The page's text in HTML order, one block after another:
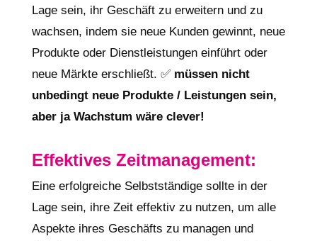
Lage sein, ihr Geschäft zu erweitern und zu
wachsen, indem sie neue Kunden gewinnt, neue
Produkte oder Dienstleistungen einführt oder
neue Märkte erschließt. ✅ müssen nicht
unbedingt neue Produkte / Leistungen sein,
aber ja Wachstum wäre clever!
Effektives Zeitmanagement:
Eine erfolgreiche Selbstständige sollte in der
Lage sein, ihre Zeit effektiv zu nutzen, um alle
Aspekte ihres Geschäfts zu managen und